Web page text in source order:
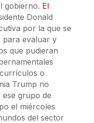
gobierno. El
Donald
por la que se
para evaluar y
que pudieran
o
Trump no
grupo de
el miércoles
del sector